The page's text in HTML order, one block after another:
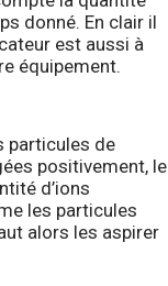
donné. En clair il
est aussi à
équipement.
particules de
positivement, le
d’ions
les particules
alors les aspirer